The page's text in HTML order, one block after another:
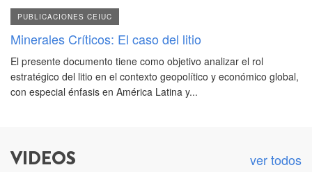
PUBLICACIONES CEIUC
Minerales Críticos: El caso del litio
El presente documento tiene como objetivo analizar el rol
estratégico del litio en el contexto geopolítico y económico global,
con especial énfasis en América Latina y...
VIDEOS ver todos